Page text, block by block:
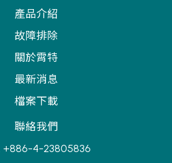
產品介紹
故障排除
關於霄特
最新消息
檔案下載
聯絡我們
+886-4-23805836